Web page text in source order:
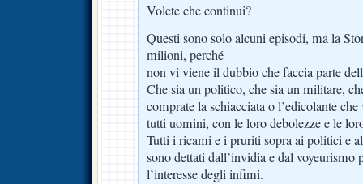
Volete che continui?
Questi sono solo alcuni episodi, ma la
milioni, perché
non vi viene il dubbio che faccia parte
Che sia un politico, che sia un militare,
comprate la schiacciata o l’edicolante
tutti uomini, con le loro debolezze e le
Tutti i ricami e i pruriti sopra ai politici e
sono dettati dall’invidia e dal voyeurismo
l’interesse degli infimi.